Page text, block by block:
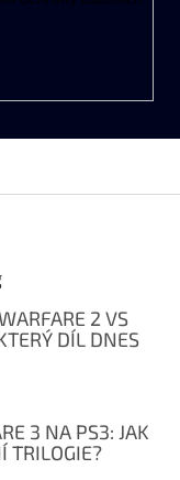
2 VS
DÍL DNES
3 NA PS3: JAK
TRILOGIE?